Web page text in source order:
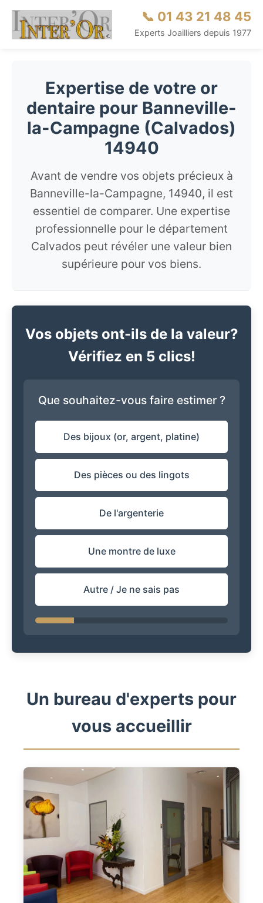
📞 01 43 21 48 45
Experts Joailliers depuis 1977
Expertise de votre or
dentaire pour Banneville-
la-Campagne (Calvados)
14940
Avant de vendre vos objets précieux à
Banneville-la-Campagne, 14940, il est
essentiel de comparer. Une expertise
professionnelle pour le département
Calvados peut révéler une valeur bien
supérieure pour vos biens.
Vos objets ont-ils de la valeur?
Vérifiez en 5 clics!
Que souhaitez-vous faire estimer ?
Des bijoux (or, argent, platine)
Des pièces ou des lingots
De l'argenterie
Une montre de luxe
Autre / Je ne sais pas
Un bureau d'experts pour
vous accueillir